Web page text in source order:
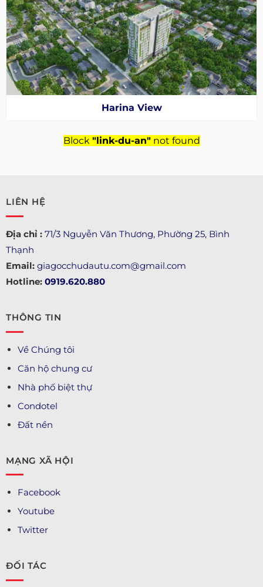
Harina View
Block "link-du-an"not found
LIÊN HỆ
Địa chỉ : 71/3 Nguyễn Văn Thương, Phường 25, Bình
Thạnh
Email: giagocchudautu.com@gmail.com
Hotline: 0919.620.880
THÔNG TIN
Về Chúng tôi
Căn hộ chung cư
Nhà phố biệt thự
Condotel
Đất nền
MẠNG XÃ HỘI
Facebook
Youtube
Twitter
ĐỐI TÁC